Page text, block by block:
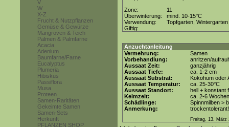
V
W
X-Z
Frucht & Nutzpflanzen
Gemüse & Gewürze
Mangroven & Teich
Palmen & Palmfarne
Acacia
Adenium
Baumfarne/Farne
Eucalyptus
Plumeria
Hibiskus
Passiflora
Musa
Proteen
Samen-Raritäten
Gekeimte Samen
Samen-Sets
Herkunft
PFLANZEN SHOP
Zone:
11
Überwinterung:
mind. 10-15°C
Verwendung:
Topfgarten, Wintergarten
Giftig:
Anzuchtanleitung
Vermehrung:
Samen
Vorbehandlung:
anritzen/
Aussaat Zeit:
ganzjährig
Aussaat Tiefe:
ca. 1-2 cm
Aussaat Substrat:
Kokohum oder
Aussaat Temperatur:
ca. 25-30°C
Aussaat Standort:
hell + konstant
Keimzeit:
ca. 2-6 Wochen
Schädlinge:
Spinnmilben >
Anmerkung:
trockentolerant!
Freitag, 13. März